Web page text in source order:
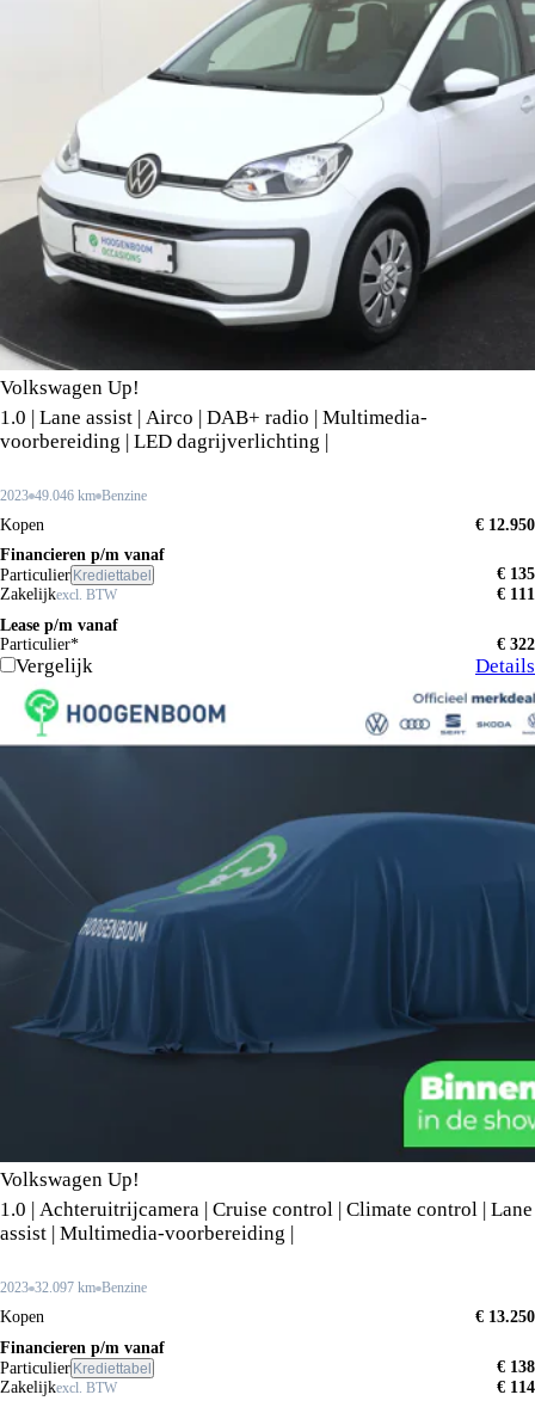
Volkswagen Up!
1.0 | Lane assist | Airco | DAB+ radio | Multimedia-
voorbereiding | LED dagrijverlichting |
2023 49.046 km Benzine
Kopen
€ 12.950
Financieren p/m vanaf
Particulier Krediettabel
€ 135
Zakelijkexcl. BTW
€ 111
Lease p/m vanaf
Particulier*
€ 322
Vergelijk Details
Volkswagen Up!
1.0 | Achteruitrijcamera | Cruise control | Climate control | Lane
assist | Multimedia-voorbereiding |
2023 32.097 km Benzine
Kopen
€ 13.250
Financieren p/m vanaf
Particulier Krediettabel
€ 138
Zakelijkexcl. BTW
€ 114